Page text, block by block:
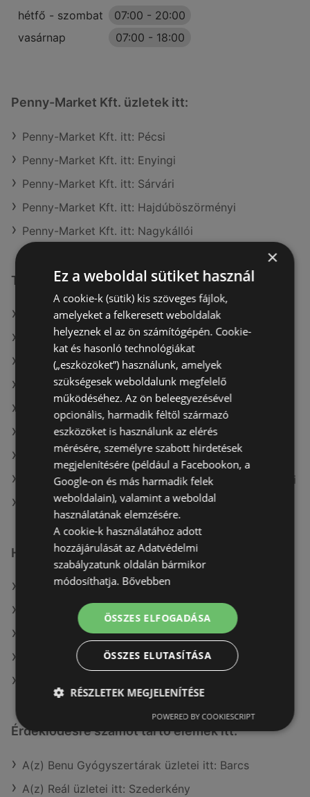
hétfő - szombat
07:00 - 20:00
vasárnap
07:00 - 18:00
Penny-Market Kft. üzletek itt:
Penny-Market Kft. itt: Pécsi
Penny-Market Kft. itt: Enyingi
Penny-Market Kft. itt: Sárvári
Penny-Market Kft. itt: Hajdúböszörményi
Penny-Market Kft. itt: Nagykállói
További linkek
A(z) Penny-Market Kft. ajánlatai
A(z) COOP Szolnok Zrt. ajánlatai
A(z) Müller HU ajánlatai
A(z) AlphaZoo aktuális akciós újságjai
A(z) Family Frost aktuális akciós újságjai
A(z) Privát aktuális akciós újságjai
A(z) Müller HU aktuális akciós újságjai
A(z) Fressnapf-Hungária Kft. aktuális akciós újságjai
A(z) Penny-Market Kft. üzletei itt: Sopron-Fertődi
Hasonló kiskereskedők
A(z) Auchan ajánlatai
A(z) Fressnapf-Hungária Kft. ajánlatai
A(z) Tesco ajánlatai
A(z) Ecofamily ajánlatai
Érdeklődésre számot tartó elemek itt:
A(z) Benu Gyógyszertárak üzletei itt: Barcs
A(z) Reál üzletei itt: Szederkény
×
Ez a weboldal sütiket használ
A cookie-k (sütik) kis szöveges fájlok,
amelyeket a felkeresett weboldalak
helyeznek el az ön számítógépén. Cookie-
kat és hasonló technológiákat
(„eszközöket”) használunk, amelyek
szükségesek weboldalunk megfelelő
működéséhez. Az ön beleegyezésével
opcionális, harmadik féltől származó
eszközöket is használunk az elérés
mérésére, személyre szabott hirdetések
megjelenítésére (például a Facebookon, a
Google-on és más harmadik felek
weboldalain), valamint a weboldal
használatának elemzésére.
A cookie-k használatához adott
hozzájárulását az Adatvédelmi
szabályzatunk oldalán bármikor
módosíthatja. Bővebben
ÖSSZES ELFOGADÁSA
ÖSSZES ELUTASÍTÁSA
RÉSZLETEK MEGJELENÍTÉSE
POWERED BY COOKIESCRIPT